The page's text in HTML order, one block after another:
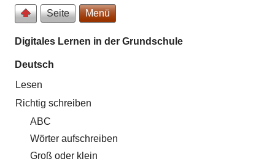
Seite Menü
Digitales Lernen in der Grundschule
Deutsch
Lesen
Richtig schreiben
ABC
Wörter aufschreiben
Groß oder klein